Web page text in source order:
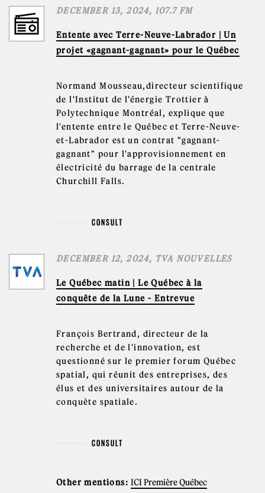
DECEMBER 13, 2024, 107.7 FM
Entente avec Terre-Neuve-Labrador | Un
projet «gagnant-gagnant» pour le Québec
Normand Mousseau,directeur scientifique
de l'Institut de l'énergie Trottier à
Polytechnique Montréal, explique que
l'entente entre le Québec et Terre-Neuve-
et-Labrador est un contrat "gagnant-
gagnant" pour l'approvisionnement en
électricité du barrage de la centrale
Churchill Falls.
CONSULT
DECEMBER 12, 2024, TVA NOUVELLES
Le Québec matin | Le Québec à la
conquête de la Lune - Entrevue
François Bertrand, directeur de la
recherche et de l'innovation, est
questionné sur le premier forum Québec
spatial, qui réunit des entreprises, des
élus et des universitaires autour de la
conquète spatiale.
CONSULT
Other mentions:ICI Première Québec